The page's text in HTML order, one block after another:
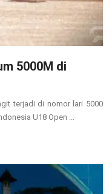
5000M di
terjadi di nomor lari 5000
U18 Open ...